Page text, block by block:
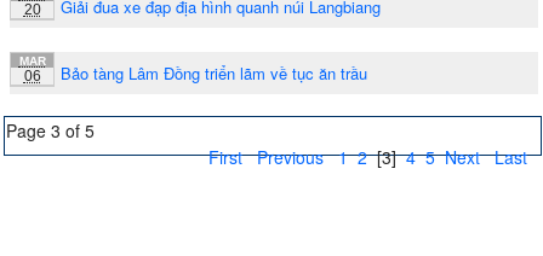
20 Giải đua xe đạp địa hình quanh núi Langbiang
MAR
06 Bảo tàng Lâm Đồng triển lãm về tục ăn trầu
Page 3 of 5
First Previous 1 2 [3] 4 5 Next Last